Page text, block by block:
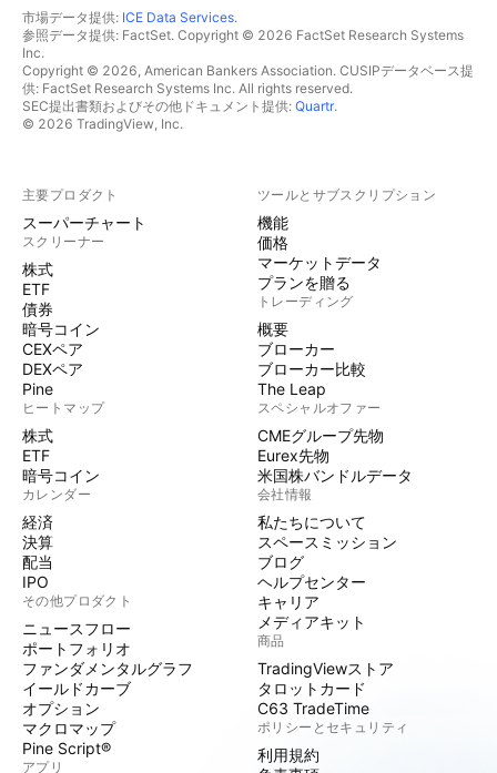
市場データ提供: ICE Data Services.
参照データ提供: FactSet. Copyright © 2026 FactSet Research Systems
Inc.
Copyright © 2026, American Bankers Association. CUSIPデータベース提
供: FactSet Research Systems Inc. All rights reserved.
SEC提出書類およびその他ドキュメント提供: Quartr.
© 2026 TradingView, Inc.
主要プロダクト
スーパーチャート
スクリーナー
株式
ETF
債券
暗号コイン
CEXペア
DEXペア
Pine
ヒートマップ
株式
ETF
暗号コイン
カレンダー
経済
決算
配当
IPO
その他プロダクト
ニュースフロー
ポートフォリオ
ファンダメンタルグラフ
イールドカーブ
オプション
マクロマップ
Pine Script®
アプリ
ツールとサブスクリプション
機能
価格
マーケットデータ
プランを贈る
トレーディング
概要
ブローカー
ブローカー比較
The Leap
スペシャルオファー
CMEグループ先物
Eurex先物
米国株バンドルデータ
会社情報
私たちについて
スペースミッション
ブログ
ヘルプセンター
キャリア
メディアキット
商品
TradingViewストア
タロットカード
C63 TradeTime
ポリシーとセキュリティ
利用規約